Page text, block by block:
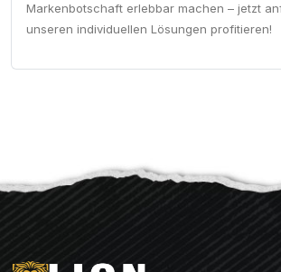
Markenbotschaft erlebbar machen – jetzt
unseren individuellen Lösungen profitieren!